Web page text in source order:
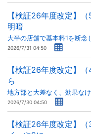
【検証26年度改定】
明暗
大半の店舗で基本料1を断念
2026/7/31 04:50
【検証26年度改定】
ら
地方部と大差なく、効果な
2026/7/30 04:50
【検証26年度改定】